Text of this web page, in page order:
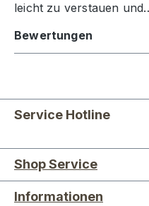
leicht zu verstauen
Bewertungen
Service Hotline
Shop Service
Informationen